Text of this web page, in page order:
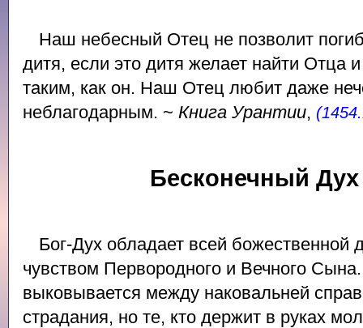
Наш небесный Отец не позволит
дитя, если это дитя желает найти Отца
таким, как он. Наш Отец любит даже
неблагодарным. ~ Книга Урантии,
Бесконечный
Бог-Дух обладает всей
чувством Первородного и Вечного
выковывается между наковальней
страдания, но те, кто держит в руках